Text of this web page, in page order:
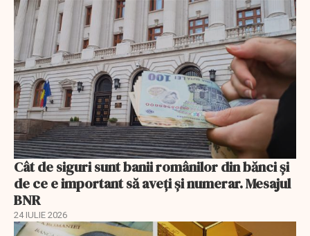
Cât de siguri sunt banii românilor din bănci şi
de ce e important să aveţi şi numerar. Mesajul
BNR
24 IULIE 2026